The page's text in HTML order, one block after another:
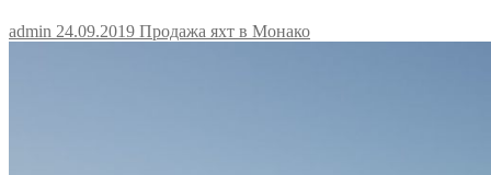
admin 24.09.2019 Продажа яхт в Монако